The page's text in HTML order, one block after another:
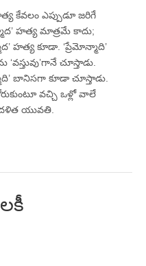
కేవలం ఎప్పుడూ జరిగే
హత్య మాత్రమే కాదు;
హత్య కూడా. ‘ప్రేమోన్మాది’
‘వస్తువు’గానే చూస్తాడు.
బానిసగా కూడా చూస్తాడు.
వచ్చి ఒళ్లో వాలే
దళిత యువతి.